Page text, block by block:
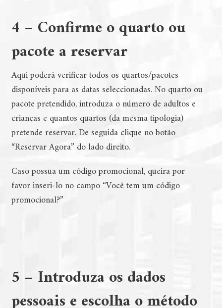
4 – Confirme o quarto ou
pacote a reservar
Aqui poderá verificar todos os quartos/pacotes
disponíveis para as datas seleccionadas. No quarto ou
pacote pretendido, introduza o número de adultos e
crianças e quantos quartos (da mesma tipologia)
pretende reservar. De seguida clique no botão
“Reservar Agora” do lado direito.
Caso possua um código promocional, queira por
favor inseri-lo no campo “Você tem um código
promocional?”
5 – Introduza os dados
pessoais e escolha o método